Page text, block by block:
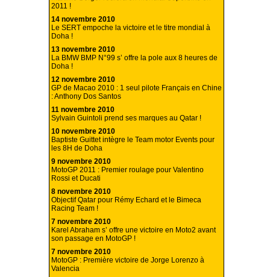
2011 !
14 novembre 2010
Le SERT empoche la victoire et le titre mondial à
Doha !
13 novembre 2010
La BMW BMP N°99 s’ offre la pole aux 8 heures de
Doha !
12 novembre 2010
GP de Macao 2010 : 1 seul pilote Français en Chine
: Anthony Dos Santos
11 novembre 2010
Sylvain Guintoli prend ses marques au Qatar !
10 novembre 2010
Baptiste Guittet intègre le Team motor Events pour
les 8H de Doha
9 novembre 2010
MotoGP 2011 : Premier roulage pour Valentino
Rossi et Ducati
8 novembre 2010
Objectif Qatar pour Rémy Echard et le Bimeca
Racing Team !
7 novembre 2010
Karel Abraham s’ offre une victoire en Moto2 avant
son passage en MotoGP !
7 novembre 2010
MotoGP : Première victoire de Jorge Lorenzo à
Valencia